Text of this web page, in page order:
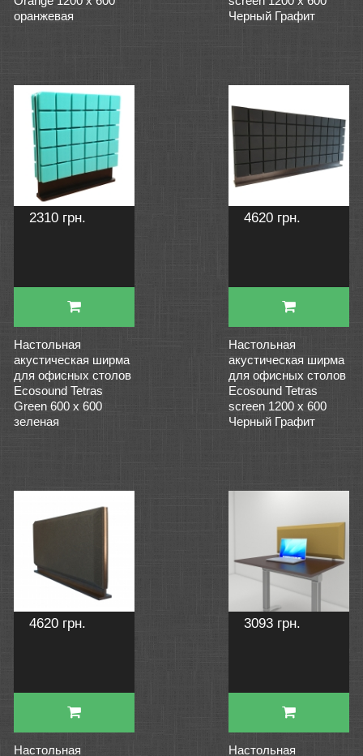
оранжевая
Черный Графит
2310 грн.
Настольная
акустическая ширма
для офисных столов
Ecosound Tetras
Green 600 х 600
зеленая
4620 грн.
Настольная
акустическая ширма
для офисных столов
Ecosound Tetras
screen 1200 х 600
Черный Графит
4620 грн.
Настольная
3093 грн.
Настольная